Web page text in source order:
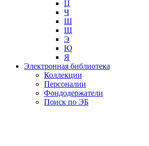
Ц
Ч
Ш
Щ
Э
Ю
Я
Электронная библиотека
Коллекции
Персоналии
Фондодержатели
Поиск по ЭБ